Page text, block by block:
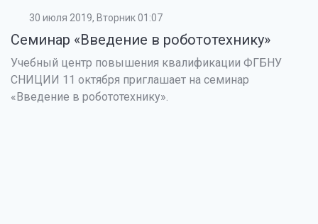
30 июля 2019, Вторник 01:07
Семинар «Введение в робототехнику»
Учебный центр повышения квалификации ФГБНУ
СНИЦИИ 11 октября приглашает на семинар
«Введение в робототехнику».